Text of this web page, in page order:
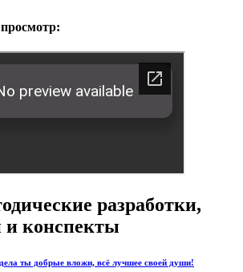
разработки,
и конспекты
ты добрые вложи, всё лучшее своей души!